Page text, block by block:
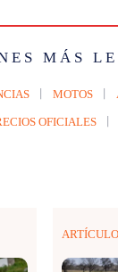
MÁS
MOTOS
OFICIALES